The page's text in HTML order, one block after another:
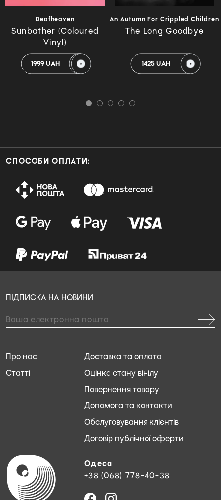
Deafheaven
Sunbather (Coloured
Vinyl)
1999 UAH
An Autumn For Crippled Children
The Long Goodbye
1425 UAH
СПОСОБИ ОПЛАТИ:
Одеса
+38 (068) 778-40-38
Доставка та оплата
Оцінка стану вінілу
Повернення товару
Допомога та контакти
Обслуговування клієнтів
Договір публічної оферти
Про нас
Статті
ПІДПИСКА НА НОВИНИ